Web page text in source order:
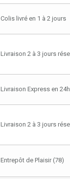
Colis livré en 1 à 2 jours
Livraison 2 à 3 jours
Livraison Express en 24h
Livraison 2 à 3 jours
Entrepôt de Plaisir (78)